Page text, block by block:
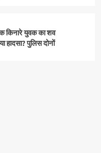
किनारे युवक का शव
हादसा? पुलिस दोनों